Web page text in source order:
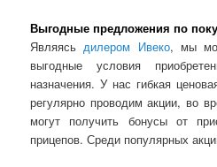
Выгодные предложения по
Являясьдилером Ивеко, мы
выгодные условия
назначения. У нас гибкая
регулярно проводим акции, во
могут получить бонусы от
прицепов. Среди популярных